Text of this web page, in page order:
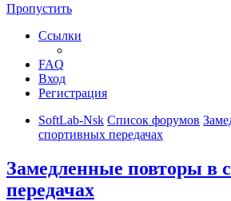
Пропустить
Ссылки
FAQ
Вход
Регистрация
SoftLab-Nsk Список форумов
спортивных передачах
Замедленные повторы в
передачах